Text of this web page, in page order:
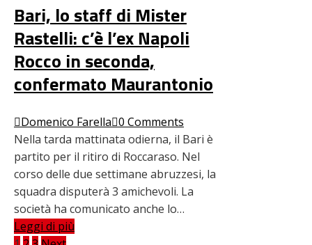
Bari, lo staff di Mister
Rastelli: c’è l’ex Napoli
Rocco in seconda,
confermato Maurantonio
Domenico Farella 0 Comments
Nella tarda mattinata odierna, il Bari è
partito per il ritiro di Roccaraso. Nel
corso delle due settimane abruzzesi, la
squadra disputerà 3 amichevoli. La
società ha comunicato anche lo…
Leggi di più